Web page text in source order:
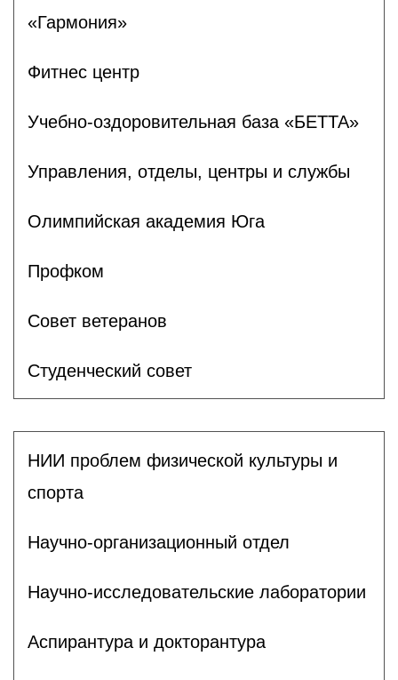
«Гармония»
Фитнес центр
Учебно-оздоровительная база «БЕТТА»
Управления, отделы, центры и службы
Олимпийская академия Юга
Профком
Совет ветеранов
Студенческий совет
НИИ проблем физической культуры и
спорта
Научно-организационный отдел
Научно-исследовательские лаборатории
Аспирантура и докторантура